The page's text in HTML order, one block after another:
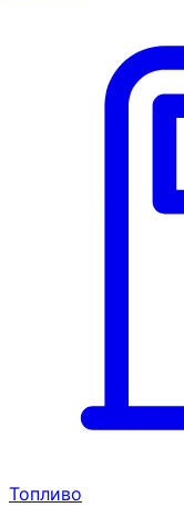
Топливо